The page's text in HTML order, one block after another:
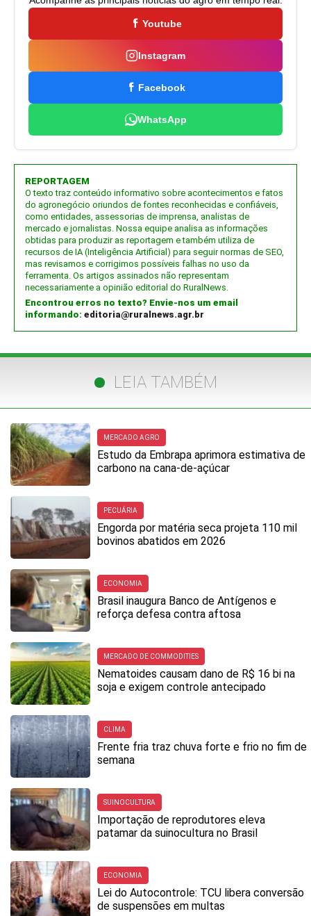
Youtube
Instagram
Facebook
WhatsApp
REPORTAGEM
O texto traz conteúdo informativo sobre acontecimentos e fatos
do agronegócio oriundos de fontes reconhecidas e confiáveis,
como entidades, assessorias de imprensa, analistas de
mercado e jornalistas. Nossa equipe analisa as informações
obtidas para produzir as reportagem e também utiliza de
recursos de IA (Inteligência Artificial) para seguir normas de SEO,
mas revisamos e corrigimos possíveis falhas no uso da
ferramenta. Os artigos assinados não representam
necessariamente a opinião editorial do RuralNews.
Encontrou erros no texto? Envie-nos um email
informando: editoria@ruralnews.agr.br
LEIA TAMBÉM
MERCADO AGRO
Estudo da Embrapa aprimora estimativa de
carbono na cana-de-açúcar
PECUÁRIA
Engorda por matéria seca projeta 110 mil
bovinos abatidos em 2026
ECONOMIA
Brasil inaugura Banco de Antígenos e
reforça defesa contra aftosa
MERCADO DE COMMODITIES
Nematoides causam dano de R$ 16 bi na
soja e exigem controle antecipado
CLIMA
Frente fria traz chuva forte e frio no fim de
semana
SUINOCULTURA
Importação de reprodutores eleva
patamar da suinocultura no Brasil
ECONOMIA
Lei do Autocontrole: TCU libera conversão
de suspensões em multas